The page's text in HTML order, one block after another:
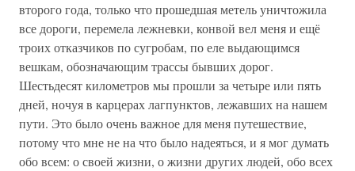
второго года, только что прошедшая метель уничтожила
все дороги, перемела лежневки, конвой вел меня и ещё
троих отказчиков по сугробам, по еле выдающимся
вешкам, обозначающим трассы бывших дорог.
Шестьдесят километров мы прошли за четыре или пять
дней, ночуя в карцерах лагпунктов, лежавших на нашем
пути. Это было очень важное для меня путешествие,
потому что мне не на что было надеяться, и я мог думать
обо всем: о своей жизни, о жизни других людей, обо всех